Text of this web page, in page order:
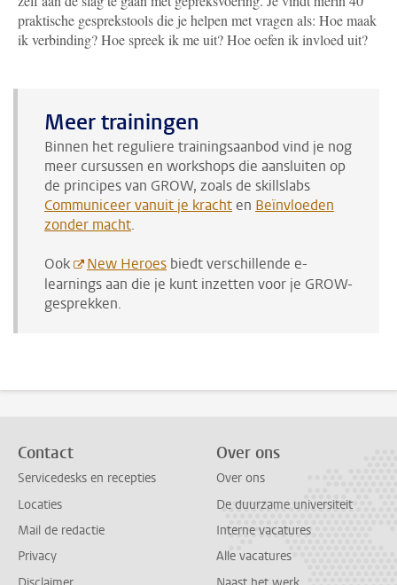
praktische gesprekstools die je helpen met vragen als: Hoe maak
ik verbinding? Hoe spreek ik me uit? Hoe oefen ik invloed uit?
Meer trainingen
Binnen het reguliere trainingsaanbod vind je nog
meer cursussen en workshops die aansluiten op
de principes van GROW, zoals de skillslabs
Communiceer vanuit je kracht en Beïnvloeden
zonder macht.
Ook New Heroes biedt verschillende e-
learnings aan die je kunt inzetten voor je GROW-
gesprekken.
Contact
Servicedesks en recepties
Locaties
Mail de redactie
Privacy
Over ons
Over ons
De duurzame universiteit
Interne vacatures
Alle vacatures